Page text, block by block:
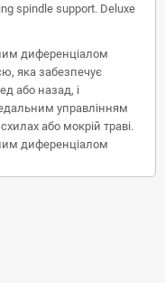
spindle support. Deluxe
диференціалом
яка забезпечує
або назад, і
управлінням
або мокрій траві.
диференціалом